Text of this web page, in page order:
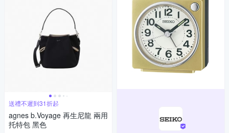
送禮不遲到31折起
agnes b.Voyage 再生尼龍 兩用
托特包 黑色